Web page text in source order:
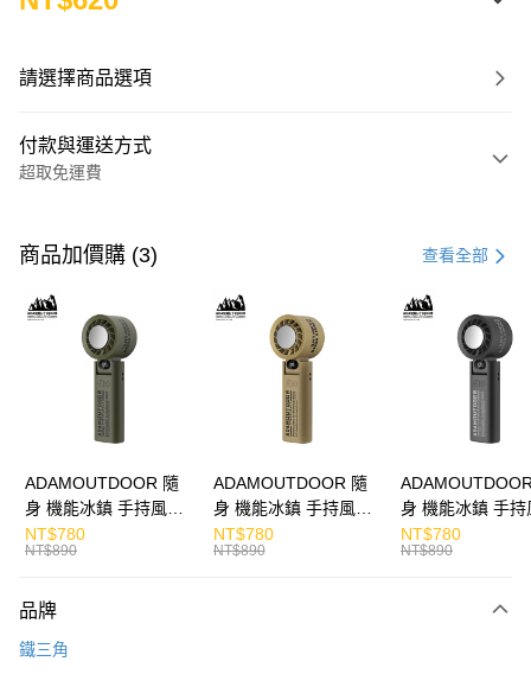
請選擇商品選項
付款與運送方式
超取免運費
信用卡一次付款
LINE Pay
Apple Pay
運送方式
免運費
付款後7-11取貨
商品加價購 (3) 查看全部
ADAMOUTDOOR 隨
身 機能冰鎮 手持風扇
掛繩
NT$780
NT$890
ADAMOUTDOOR 隨
身 機能冰鎮 手持風扇
掛繩
NT$780
NT$890
身 機能冰鎮 手持
掛繩
NT$780
NT$890
品牌
鐵三角